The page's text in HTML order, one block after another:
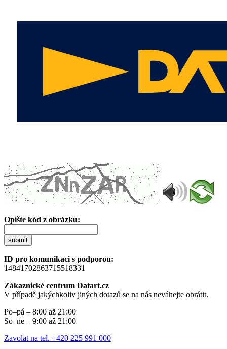
Opište kód z obrázku:
submit
ID pro komunikaci s podporou:
14841702863715518331
Zákaznické centrum Datart.cz
V případě jakýchkoliv jiných dotazů se na nás neváhejte obrátit.
Po–pá – 8:00 až 21:00
So–ne – 9:00 až 21:00
Zavolat na tel. +420 225 991 000